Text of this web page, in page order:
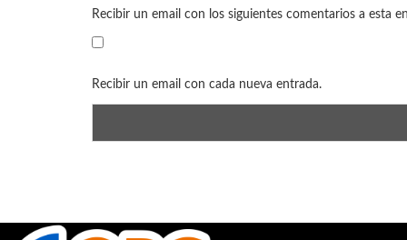
Recibir un email con los siguientes comentarios a esta
Recibir un email con cada nueva entrada.